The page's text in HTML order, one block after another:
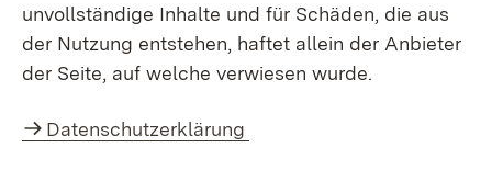
unvollständige Inhalte und für Schäden, die aus
der Nutzung entstehen, haftet allein der Anbieter
der Seite, auf welche verwiesen wurde.
Datenschutzerklärung